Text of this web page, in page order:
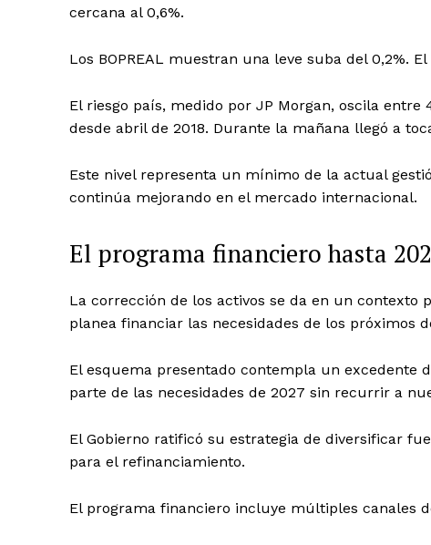
cercana al 0,6%.
Los BOPREAL muestran una leve suba del 0,2%.
El riesgo país, medido por JP Morgan, oscila
desde abril de 2018. Durante la mañana llegó a
Este nivel representa un mínimo de la actual
continúa mejorando en el mercado internacional.
El programa financiero hasta
La corrección de los activos se da en un
planea financiar las necesidades de los próximos
El esquema presentado contempla un
parte de las necesidades de 2027 sin recurrir a
El Gobierno ratificó su estrategia de diversificar
para el refinanciamiento.
El programa financiero incluye múltiples canales